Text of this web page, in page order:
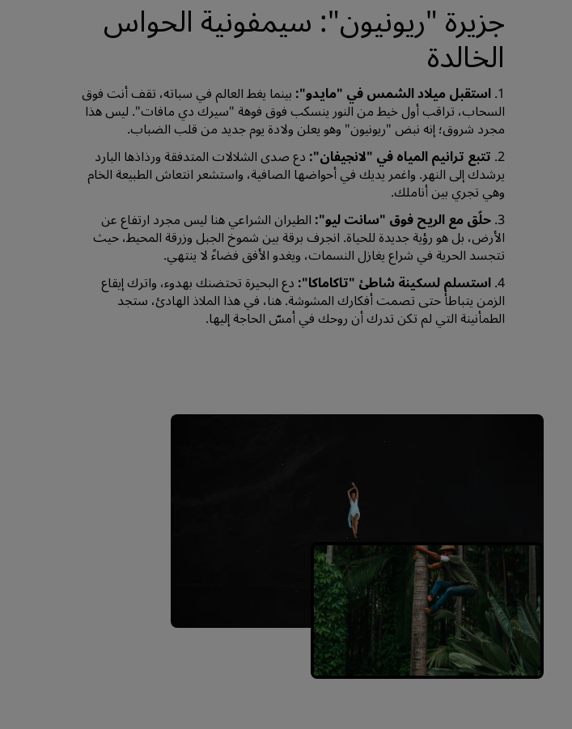
جزيرة "ريونيون": سيمفونية الحواس
الخالدة‌
1. استقبل ميلاد الشمس في "مايدو": بينما يغط العالم في سباته، تقف أنت فوق
السحاب، تراقب أول خيط من النور ينسكب فوق فوهة "سيرك دي مافات". ليس هذا
مجرد شروق؛ إنه نبض "ريونيون" وهو يعلن ولادة يوم جديد من قلب الضباب.
2. تتبع ترانيم المياه في "لانجيفان": دع صدى الشلالات المتدفقة ورذاذها البارد
يرشدك إلى النهر. واغمر يديك في أحواضها الصافية، واستشعر انتعاش الطبيعة الخام
وهي تجري بين أناملك.
3. حلّق مع الريح فوق "سانت ليو": الطيران الشراعي هنا ليس مجرد ارتفاع عن
الأرض، بل هو رؤية جديدة للحياة. انجرف برقة بين شموخ الجبل وزرقة المحيط، حيث
تتجسد الحرية في شراع يغازل النسمات، ويغدو الأفق فضاءً لا ينتهي.
4. استسلم لسكينة شاطئ "تاكاماكا": دع البحيرة تحتضنك بهدوء، واترك إيقاع
الزمن يتباطأ حتى تصمت أفكارك المشوشة. هنا، في هذا الملاذ الهادئ، ستجد
الطمأنينة التي لم تكن تدرك أن روحك في أمسّ الحاجة إليها.